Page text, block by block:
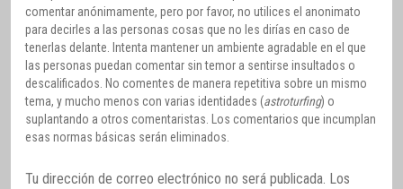
comentar anónimamente, pero por favor, no utilices el anonimato
para decirles a las personas cosas que no les dirías en caso de
tenerlas delante. Intenta mantener un ambiente agradable en el que
las personas puedan comentar sin temor a sentirse insultados o
descalificados. No comentes de manera repetitiva sobre un mismo
tema, y mucho menos con varias identidades (astroturfing) o
suplantando a otros comentaristas. Los comentarios que incumplan
esas normas básicas serán eliminados.
Tu dirección de correo electrónico no será publicada. Los